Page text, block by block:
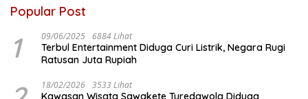
Popular Post
1 09/06/2025 6884 Lihat
Terbul Entertainment Diduga Curi Listrik, Negara Rugi
Ratusan Juta Rupiah
18/02/2026 3533 Lihat
Kawasan Wisata Sawakete Turedawola Diduga